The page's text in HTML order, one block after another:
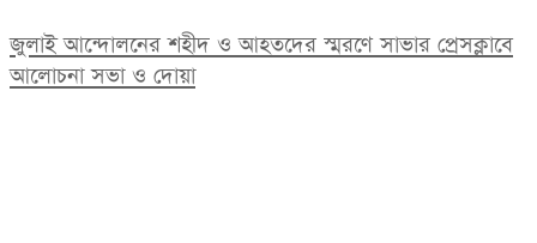
জুলাই আন্দোলনের শহীদ ও আহতদের স্মরণে সাভার প্রেসক্লাবে
আলোচনা সভা ও দোয়া